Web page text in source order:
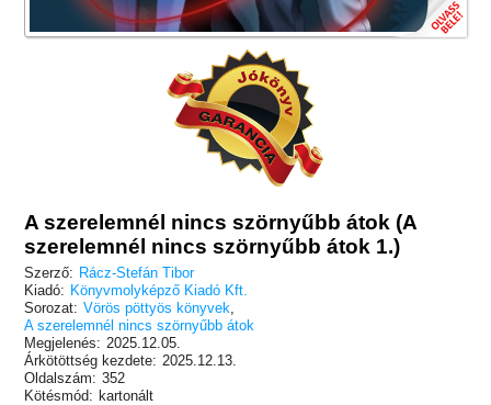
A szerelemnél nincs szörnyűbb átok (A
szerelemnél nincs szörnyűbb átok 1.)
Szerző: Rácz-Stefán Tibor
Kiadó: Könyvmolyképző Kiadó Kft.
Sorozat: Vörös pöttyös könyvek
A szerelemnél nincs szörnyűbb átok
Megjelenés: 2025.12.05.
Árkötöttség kezdete: 2025.12.13.
Oldalszám: 352
Kötésmód: kartonált